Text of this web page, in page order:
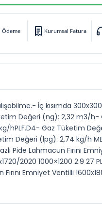
Ödeme Kurumsal Fatura
İç kısımda
Değeri (ng): 2,32 m3/
hPLF.D4- Gaz Tüketim
(lpg): 2,74 kg/h
Pide Lahmacun Fırını
2020 1000×1200 2.9 27
Emniyet Ventilli